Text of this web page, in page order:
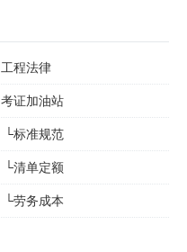
工程法律
考证加油站
└标准规范
└清单定额
└劳务成本